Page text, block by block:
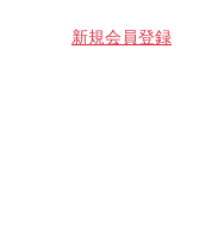
新規会員登録